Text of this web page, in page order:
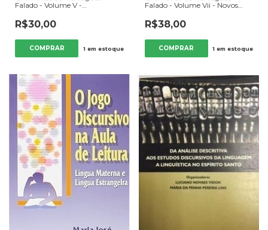
Falado - Volume V -
Kato (org.) (2002) [usado]
R$30,00
1em estoque
Falado - Volume Vii - Novos
de Moura Neves (org.) (1999)
[usado]
R$38,00
1 em estoque